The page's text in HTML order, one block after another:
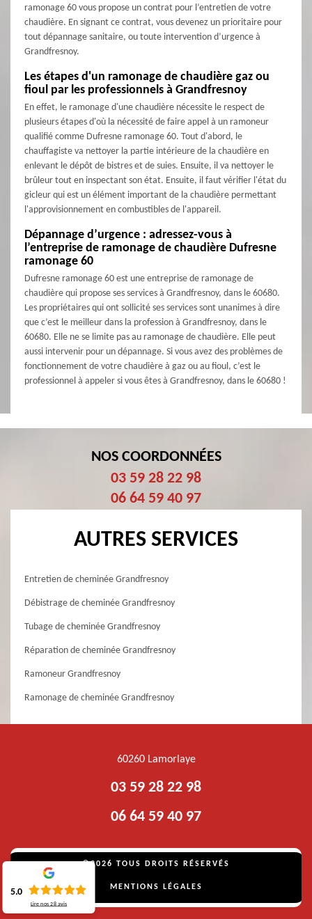
ramonage 60 vous propose un contrat pour l’entretien de votre
chaudière. En signant ce contrat, vous devenez un prioritaire pour
tout dépannage sanitaire, ou toute intervention d’urgence à
Grandfresnoy.
Les étapes d'un ramonage de chaudière gaz ou
fioul par les professionnels à Grandfresnoy
En effet, le ramonage d'une chaudière nécessite le respect de
plusieurs étapes d'où la nécessité de faire appel à un ramoneur
qualifié comme Dufresne ramonage 60. Tout d'abord, le
chauffagiste va nettoyer la partie intérieure de la chaudière en
enlevant le dépôt de bistres et de suies. Ensuite, il va nettoyer le
brûleur tout en inspectant son état. Ensuite, il faut vérifier l'état du
gicleur qui est un élément important de la chaudière permettant
l'approvisionnement en combustibles de l'appareil.
Dépannage d’urgence : adressez-vous à
l’entreprise de ramonage de chaudière Dufresne
ramonage 60
Dufresne ramonage 60 est une entreprise de ramonage de
chaudière qui propose ses services à Grandfresnoy, dans le 60680.
Les propriétaires qui ont sollicité ses services sont unanimes à dire
que c’est le meilleur dans la profession à Grandfresnoy, dans le
60680. Elle ne se limite pas au ramonage de chaudière. Elle peut
aussi intervenir pour un dépannage. Si vous avez des problèmes de
fonctionnement de votre chaudière à gaz ou au fioul, c’est le
professionnel à appeler si vous êtes à Grandfresnoy, dans le 60680 !
NOS COORDONNÉES
03 59 28 22 98
06 64 59 40 97
AUTRES SERVICES
Entretien de cheminée Grandfresnoy
Débistrage de cheminée Grandfresnoy
Tubage de cheminée Grandfresnoy
Réparation de cheminée Grandfresnoy
Ramoneur Grandfresnoy
Ramonage de cheminée Grandfresnoy
60260 Lamorlaye
03 59 28 22 98
06 64 59 40 97
©2026 TOUS DROITS RÉSERVÉS
MENTIONS LÉGALES
5.0
Lire nos28 avis